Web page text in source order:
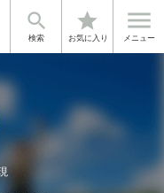

検索
star
お気に入り

メニュー